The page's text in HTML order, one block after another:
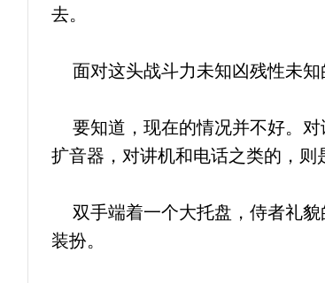
去。
面对这头战斗力未知凶残性未知
要知道，现在的情况并不好。对
扩音器，对讲机和电话之类的，则
双手端着一个大托盘，侍者礼貌
装扮。